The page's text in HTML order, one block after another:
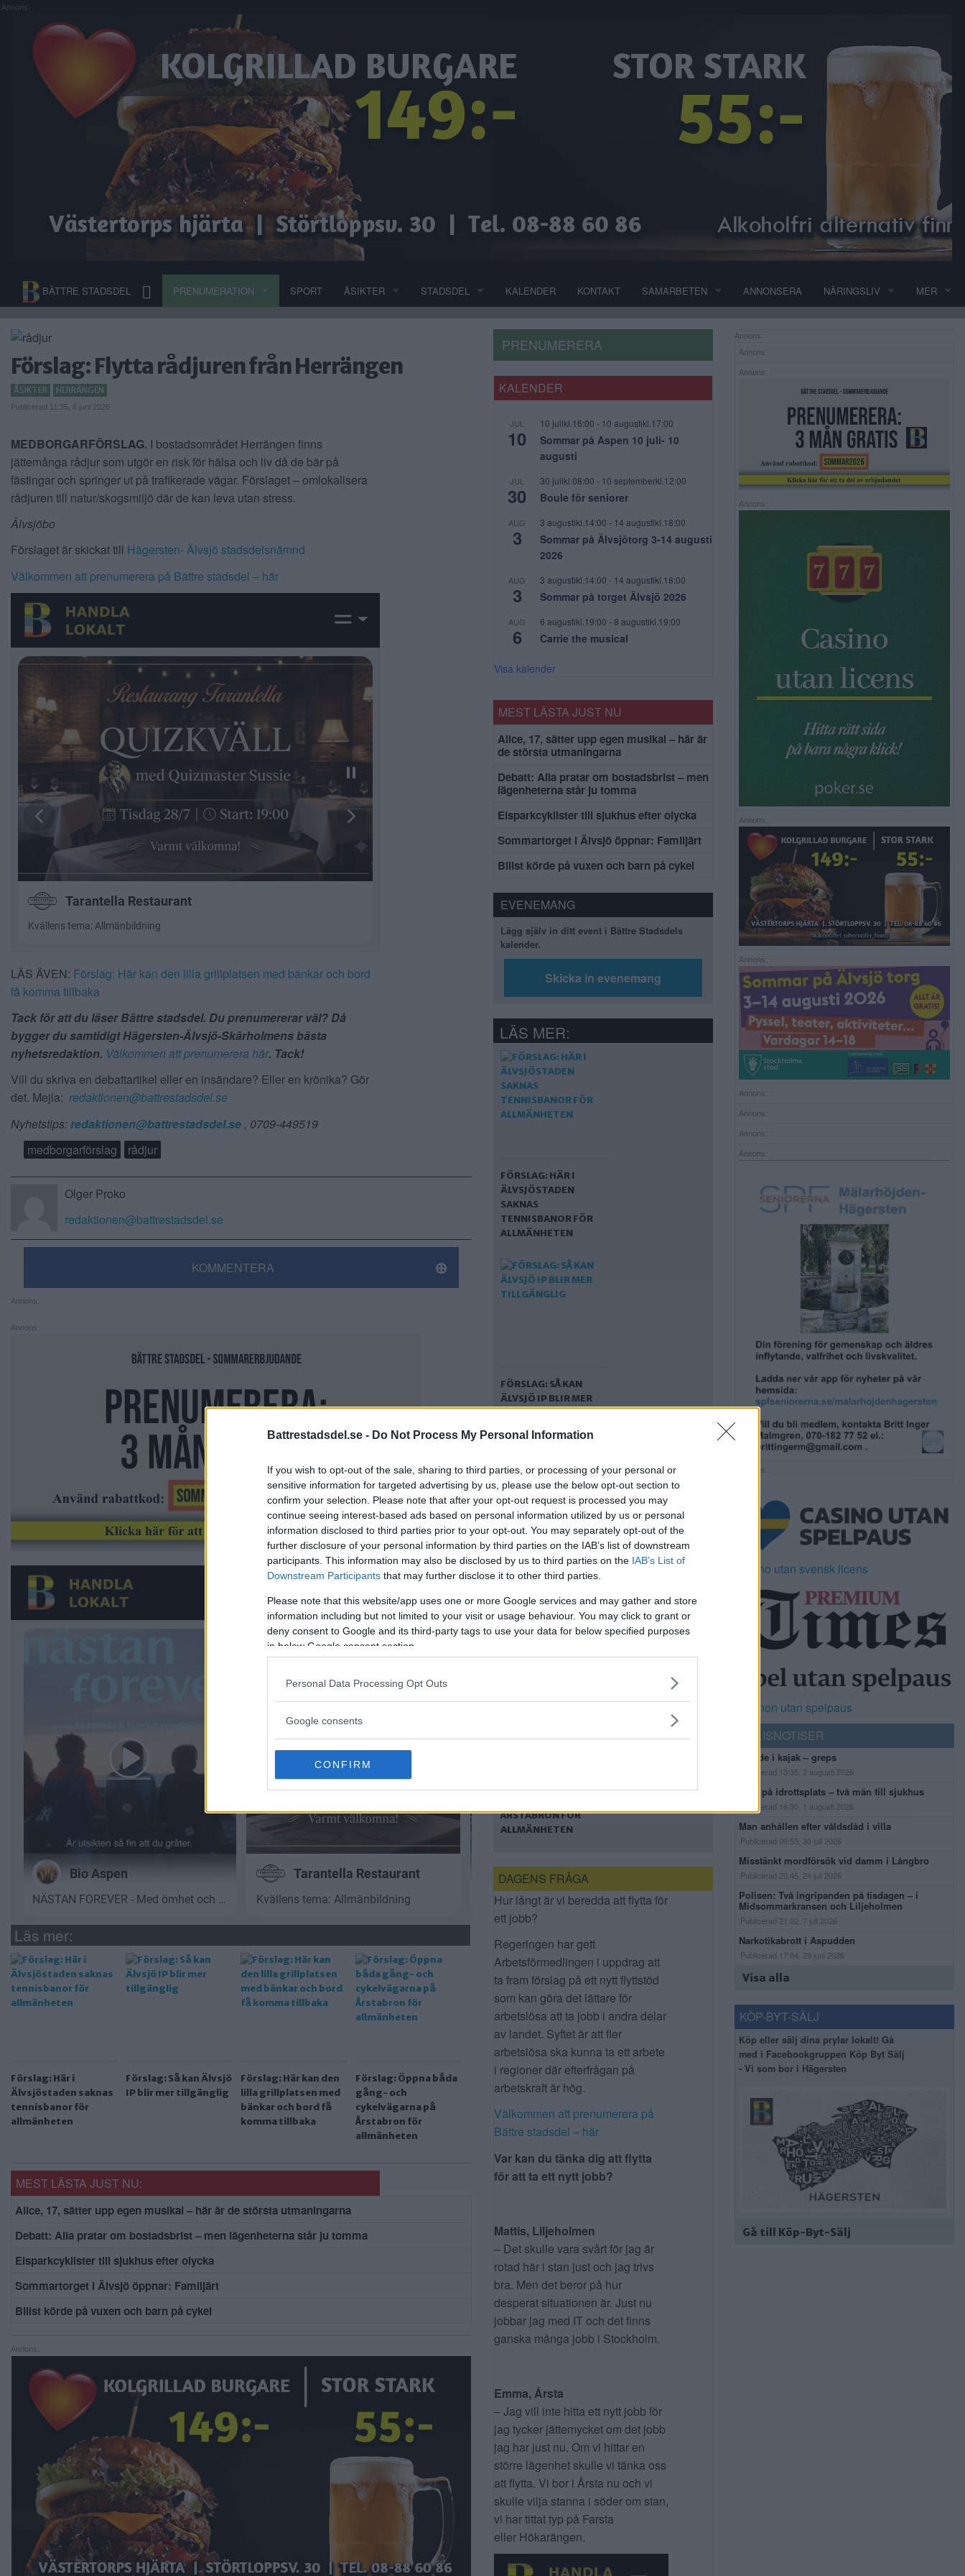
Battrestadsdel.se - Do Not Process My Personal Information
If you wish to opt-out of the sale, sharing to third parties, or processing of your personal or
sensitive information for targeted advertising by us, please use the below opt-out section to
confirm your selection. Please note that after your opt-out request is processed you may
continue seeing interest-based ads based on personal information utilized by us or personal
information disclosed to third parties prior to your opt-out. You may separately opt-out of the
further disclosure of your personal information by third parties on the IAB’s list of downstream
participants. This information may also be disclosed by us to third parties on the IAB’s List of
Downstream Participants that may further disclose it to other third parties.
Please note that this website/app uses one or more Google services and may gather and store
information including but not limited to your visit or usage behaviour. You may click to grant or
deny consent to Google and its third-party tags to use your data for below specified purposes
in below Google consent section.
Personal Data Processing Opt Outs
Google consents
CONFIRM
Annons:
BÄTTRE STADSDEL PRENUMERATION SPORT ÅSIKTER STADSDEL KALENDER KONTAKT SAMARBETEN ANNONSERA NÄRINGSLIV MER
Förslag: Flytta rådjuren från Herrängen
ÅSIKTER HERRÄNGEN
Publicerad 11:35, 6 juni 2026
MEDBORGARFÖRSLAG. I bostadsområdet Herrängen finns
jättemånga rådjur som utgör en risk för hälsa och liv då de bär på
fästingar och springer ut på trafikerade vägar. Förslaget – omlokalisera
rådjuren till natur/skogsmiljö där de kan leva utan stress.
Älvsjöbo
Förslaget är skickat till Hägersten- Älvsjö stadsdelsnämnd
Välkommen att prenumerera på Bättre stadsdel – här
LÄS ÄVEN: Förslag: Här kan den lilla grillplatsen med bänkar och bord
få komma tillbaka
Tack för att du läser Bättre stadsdel. Du prenumererar väl? Då
bygger du samtidigt Hägersten-Älvsjö-Skärholmens bästa
nyhetsredaktion. Välkommen att prenumerera här. Tack!
Vill du skriva en debattartikel eller en insändare? Eller en krönika? Gör
det. Mejla: redaktionen@battrestadsdel.se
Nyhetstips: redaktionen@battrestadsdel.se , 0709-449519
medborgarförslag
rådjur
Olger Proko
redaktionen@battrestadsdel.se
KOMMENTERA
Annons:
Annons:
Läs mer:
Förslag: Här i
Älvsjöstaden saknas
tennisbanor för
allmänheten
Förslag: Så kan Älvsjö
IP blir mer tillgänglig
Förslag: Här kan den
lilla grillplatsen med
bänkar och bord få
komma tillbaka
Förslag: Öppna båda
gång- och
cykelvägarna på
Årstabron för
allmänheten
MEST LÄSTA JUST NU:
Alice, 17, sätter upp egen musikal – här är de största utmaningarna
Debatt: Alla pratar om bostadsbrist – men lägenheterna står ju tomma
Elsparkcyklister till sjukhus efter olycka
Sommartorget i Älvsjö öppnar: Familjärt
Bilist körde på vuxen och barn på cykel
Annons:
PRENUMERERA
KALENDER
JUL
10
10 julikl.16:00 - 10 augustikl.17:00
Sommar på Aspen 10 juli- 10
augusti
JUL
30
30 julikl.08:00 - 10 septemberkl.12:00
Boule för seniorer
AUG
3
3 augustikl.14:00 - 14 augustikl.18:00
Sommar på Älvsjötorg 3-14 augusti
2026
AUG
3
3 augustikl.14:00 - 14 augustikl.18:00
Sommar på torget Älvsjö 2026
AUG
6
6 augustikl.19:00 - 8 augustikl.19:00
Carrie the musical
Visa kalender
MEST LÄSTA JUST NU
Alice, 17, sätter upp egen musikal – här är
de största utmaningarna
Debatt: Alla pratar om bostadsbrist – men
lägenheterna står ju tomma
Elsparkcyklister till sjukhus efter olycka
Sommartorget i Älvsjö öppnar: Familjärt
Bilist körde på vuxen och barn på cykel
EVENEMANG
Lägg själv in ditt event i Bättre Stadsdels
kalender.
Skicka in evenemang
LÄS MER:
FÖRSLAG: HÄR I
ÄLVSJÖSTADEN
SAKNAS
TENNISBANOR FÖR
ALLMÄNHETEN
FÖRSLAG: SÅ KAN
ÄLVSJÖ IP BLIR MER
TILLGÄNGLIG
FÖRSLAG: HÄR KAN
DEN LILLA
BÄNKAR OCH BORD FÅ
KOMMA TILLBAKA
ÅRSTABRON FÖR
ALLMÄNHETEN
DAGENS FRÅGA
Hur långt är vi beredda att flytta för
ett jobb?
Regeringen har gett
Arbetsförmedlingen i uppdrag att
ta fram förslag på ett nytt flyttstöd
som kan göra det lättare för
arbetslösa att ta jobb i andra delar
av landet. Syftet är att fler
arbetslösa ska kunna ta ett arbete
i regioner där efterfrågan på
arbetskraft är hög.
Välkommen att prenumerera på
Bättre stadsdel – här
Var kan du tänka dig att flytta
för att ta ett nytt jobb?
Mattis, Liljeholmen
– Det skulle vara svårt för jag är
rotad här i stan just och jag trivs
bra. Men det beror på hur
desperat situationen är. Just nu
jobbar jag med IT och det finns
ganska många jobb i Stockholm.
Emma, Årsta
– Jag vill inte hitta ett nytt jobb för
jag tycker jättemycket om det jobb
jag har just nu. Om vi hittar en
större lägenhet skulle vi tänka oss
att flytta. Vi bor i Årsta nu och vi
skulle vilja stanna i söder om stan,
vi har tittat typ på Farsta
eller Hökarängen.
Annons:
Annons:
Annons:
Annons:
Annons:
Annons:
Annons:
Annons:
Annons:
Annons:
Annons:
Casino utan svensk licens
Casinon utan spelpaus
POLISNOTISER
Flydde i kajak – greps
Publicerad 13:35, 2 augusti 2026
Bråk på idrottsplats – två män till sjukhus
Publicerad 16:30, 1 augusti 2026
Man anhållen efter våldsdåd i villa
Publicerad 09:53, 30 juli 2026
Misstänkt mordförsök vid damm i Långbro
Publicerad 20:45, 24 juli 2026
Polisen: Två ingripanden på tisdagen – i
Midsommarkransen och Liljeholmen
Publicerad 21:02, 7 juli 2026
Narkotikabrott i Aspudden
Publicerad 17:04, 28 juni 2026
Visa alla
KÖP-BYT-SÄLJ
Köp eller sälj dina prylar lokalt! Gå
med i Facebookgruppen Köp Byt Sälj
- Vi som bor i Hägersten
Gå till Köp-Byt-Sälj